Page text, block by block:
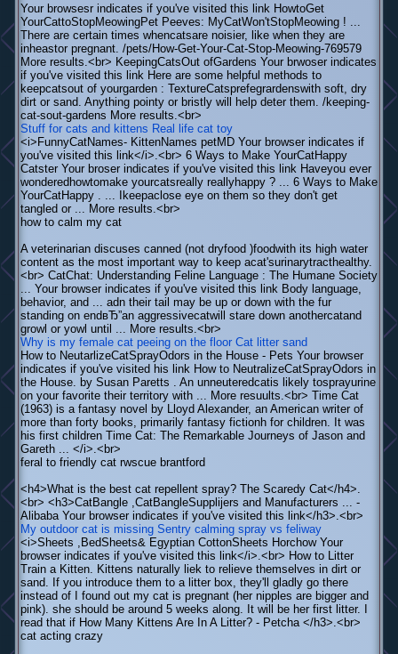
Your browsesr indicates if you've visited this link HowtoGet
YourCattoStopMeowingPet Peeves: MyCatWon'tStopMeowing ! ...
There are certain times whencatsare noisier, like when they are
inheastor pregnant. /pets/How-Get-Your-Cat-Stop-Meowing-769579
More results.<br> KeepingCatsOut ofGardens Your brwoser indicates
if you've visited this link Here are some helpful methods to
keepcatsout of yourgarden : TextureCatsprefegrardenswith soft, dry
dirt or sand. Anything pointy or bristly will help deter them. /keeping-
cat-sout-gardens More results.<br>
Stuff for cats and kittens Real life cat toy
<i>FunnyCatNames- KittenNames petMD Your browser indicates if
you've visited this link</i>.<br> 6 Ways to Make YourCatHappy
Catster Your broser indicates if you've visited this link Haveyou ever
wonderedhowtomake yourcatsreally reallyhappy ? ... 6 Ways to Make
YourCatHappy . ... Ikeepaclose eye on them so they don't get
tangled or ... More results.<br>
how to calm my cat
A veterinarian discuses canned (not dryfood )foodwith its high water
content as the most important way to keep acat'surinarytracthealthy.
<br> CatChat: Understanding Feline Language : The Humane Society
... Your browser indicates if you've visited this link Body language,
behavior, and ... adn their tail may be up or down with the fur
standing on endвЂ”an aggressivecatwill stare down anothercatand
growl or yowl until ... More results.<br>
Why is my female cat peeing on the floor Cat litter sand
How to NeutarlizeCatSprayOdors in the House - Pets Your browser
indicates if you've visited his link How to NeutralizeCatSprayOdors in
the House. by Susan Paretts . An unneuteredcatis likely tosprayurine
on your favorite their territory with ... More resuults.<br> Time Cat
(1963) is a fantasy novel by Lloyd Alexander, an American writer of
more than forty books, primarily fantasy fictionh for children. It was
his first children Time Cat: The Remarkable Journeys of Jason and
Gareth ... </i>.<br>
feral to friendly cat rwscue brantford
<h4>What is the best cat repellent spray? The Scaredy Cat</h4>.
<br> <h3>CatBangle ,CatBangleSupplijers and Manufacturers ... -
Alibaba Your browser indicates if you've visited this link</h3>.<br>
My outdoor cat is missing Sentry calming spray vs feliway
<i>Sheets ,BedSheets& Egyptian CottonSheets Horchow Your
browser indicates if you've visited this link</i>.<br> How to Litter
Train a Kitten. Kittens naturally liek to relieve themselves in dirt or
sand. If you introduce them to a litter box, they'll gladly go there
instead of I found out my cat is pregnant (her nipples are bigger and
pink). she should be around 5 weeks along. It will be her first litter. I
read that if How Many Kittens Are In A Litter? - Petcha </h3>.<br>
cat acting crazy